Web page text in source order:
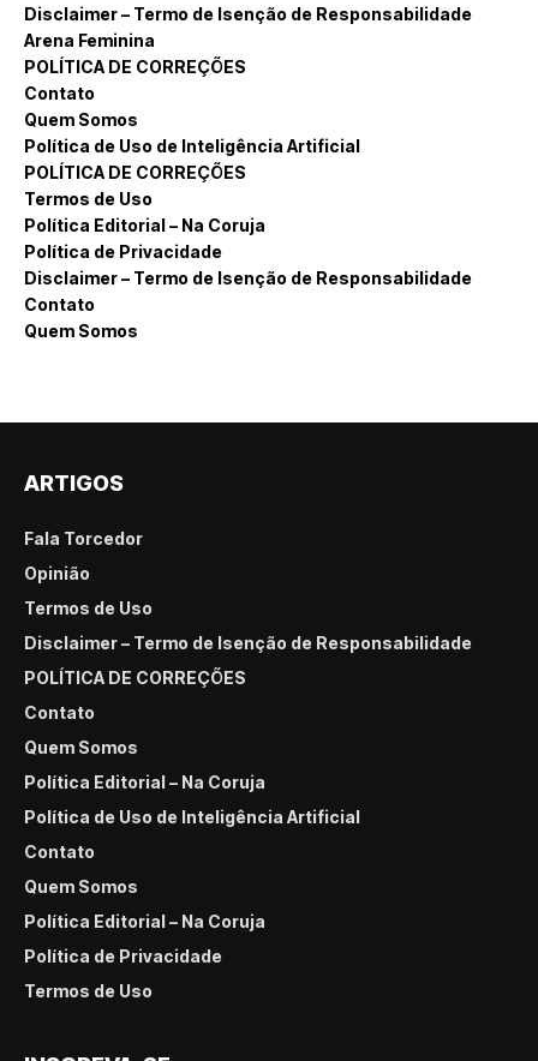
Disclaimer – Termo de Isenção de Responsabilidade
Arena Feminina
POLÍTICA DE CORREÇÕES
Contato
Quem Somos
Política de Uso de Inteligência Artificial
POLÍTICA DE CORREÇÕES
Termos de Uso
Política Editorial – Na Coruja
Política de Privacidade
Disclaimer – Termo de Isenção de Responsabilidade
Contato
Quem Somos
ARTIGOS
Fala Torcedor
Opinião
Termos de Uso
Disclaimer – Termo de Isenção de Responsabilidade
POLÍTICA DE CORREÇÕES
Contato
Quem Somos
Política Editorial – Na Coruja
Política de Uso de Inteligência Artificial
Contato
Quem Somos
Política Editorial – Na Coruja
Política de Privacidade
Termos de Uso